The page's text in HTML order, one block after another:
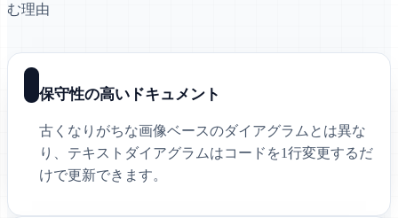
む理由
保守性の高いドキュメント
古くなりがちな画像ベースのダイアグラムとは異な
り、テキストダイアグラムはコードを1行変更するだ
けで更新できます。